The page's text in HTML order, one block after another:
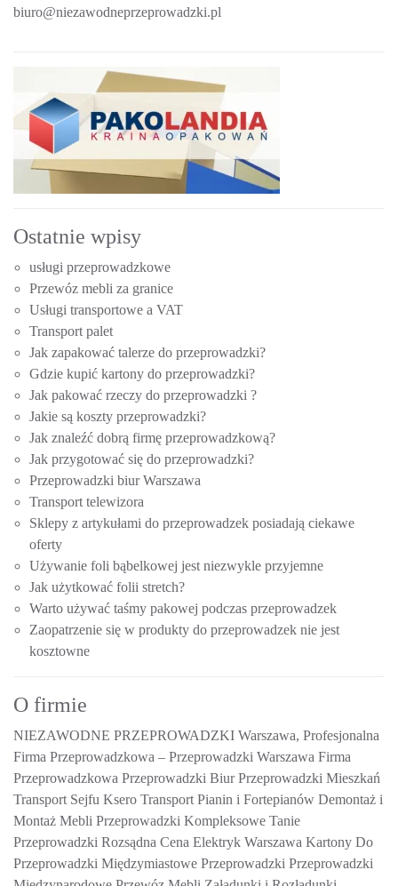
biuro@niezawodneprzeprowadzki.pl
Ostatnie wpisy
usługi przeprowadzkowe
Przewóz mebli za granice
Usługi transportowe a VAT
Transport palet
Jak zapakować talerze do przeprowadzki?
Gdzie kupić kartony do przeprowadzki?
Jak pakować rzeczy do przeprowadzki ?
Jakie są koszty przeprowadzki?
Jak znaleźć dobrą firmę przeprowadzkową?
Jak przygotować się do przeprowadzki?
Przeprowadzki biur Warszawa
Transport telewizora
Sklepy z artykułami do przeprowadzek posiadają ciekawe
oferty
Używanie foli bąbelkowej jest niezwykle przyjemne
Jak użytkować folii stretch?
Warto używać taśmy pakowej podczas przeprowadzek
Zaopatrzenie się w produkty do przeprowadzek nie jest
kosztowne
O firmie
NIEZAWODNE PRZEPROWADZKI Warszawa, Profesjonalna
Firma Przeprowadzkowa – Przeprowadzki Warszawa Firma
Przeprowadzkowa Przeprowadzki Biur Przeprowadzki Mieszkań
Transport Sejfu Ksero Transport Pianin i Fortepianów Demontaż i
Montaż Mebli Przeprowadzki Kompleksowe Tanie
Przeprowadzki Rozsądna Cena Elektryk Warszawa Kartony Do
Przeprowadzki Międzymiastowe Przeprowadzki Przeprowadzki